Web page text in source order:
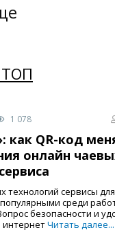
ТОП
1 078
как QR-код
онлайн
технологий сервисы
среди
безопасности и
Читать далее...